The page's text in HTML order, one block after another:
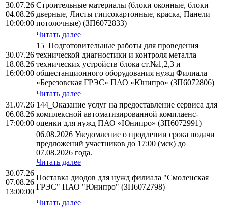
30.07.26
04.08.26
10:00:00
Строительные материалы (блоки оконные, блоки
дверные, Листы гипсокартонные, краска, Панели
потолочные) (ЗП6072833)
Читать далее
30.07.26
18.08.26
16:00:00
15_Подготовительные работы для проведения
технической диагностики и контроля металла
технических устройств блока ст.№1,2,3 и
общестанционного оборудования нужд Филиала
«Березовская ГРЭС» ПАО «Юнипро» (ЗП6072806)
Читать далее
31.07.26
06.08.26
17:00:00
144_Оказание услуг на предоставление сервиса для
комплексной автоматизированной комплаенс-
оценки для нужд ПАО «Юнипро» (ЗП6072991)
06.08.2026 Уведомление о продлении срока подачи
предложений участников до 17:00 (мск) до
07.08.2026 года.
Читать далее
30.07.26
07.08.26
13:00:00
Поставка диодов для нужд филиала "Смоленская
ГРЭС" ПАО "Юнипро" (ЗП6072798)
Читать далее